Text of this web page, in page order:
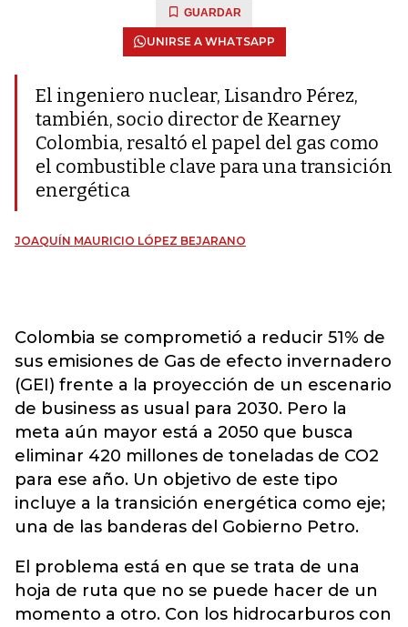
GUARDAR
UNIRSE A WHATSAPP
El ingeniero nuclear, Lisandro Pérez,
también, socio director de Kearney
Colombia, resaltó el papel del gas como
el combustible clave para una transición
energética
JOAQUÍN MAURICIO LÓPEZ BEJARANO
Colombia se comprometió a reducir 51% de
sus emisiones de Gas de efecto invernadero
(GEI) frente a la proyección de un escenario
de business as usual para 2030. Pero la
meta aún mayor está a 2050 que busca
eliminar 420 millones de toneladas de CO2
para ese año. Un objetivo de este tipo
incluye a la transición energética como eje;
una de las banderas del Gobierno Petro.
El problema está en que se trata de una
hoja de ruta que no se puede hacer de un
momento a otro. Con los hidrocarburos con